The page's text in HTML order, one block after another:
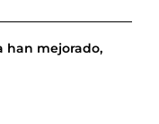
han mejorado,